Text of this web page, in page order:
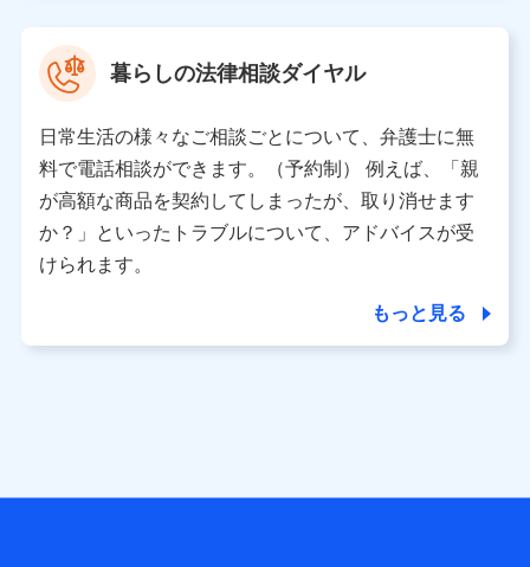
※ 当社および株式会社NTTドコモは、お客さまの情報を利
データ憲章」に定める行動原則を順守します 。
※ パーソナルデータダッシュボードの「第三者提供の管
理」の設定状態にかかわらず、共同利用する場合がありま
※ dポイントクラブ会員ではないお客さま（2019年12月11
日以降、一度もdポイントクラブ会員であったことがないお
個人データは、こちら の利用目的の範囲内に限って共同利
用します。
暮らしの法律相談ダイヤル
日常生活の様々なご相談ごとについて、弁護士に無
料で電話相談ができます。（予約制） 例えば、「親
が高額な商品を契約してしまったが、取り消せます
か？」といったトラブルについて、アドバイスが受
けられます。
もっと見る